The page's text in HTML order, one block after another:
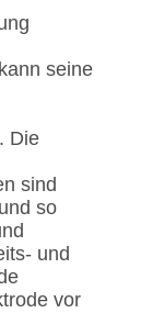
seine
Die
sind
so
und
vor